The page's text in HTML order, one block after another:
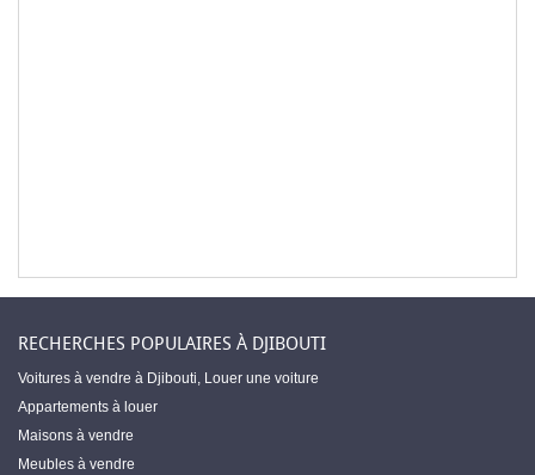
RECHERCHES POPULAIRES À DJIBOUTI
Voitures à vendre à Djibouti, Louer une voiture
Appartements à louer
Maisons à vendre
Meubles à vendre